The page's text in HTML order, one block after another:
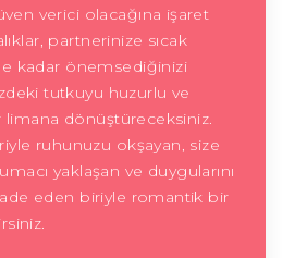
verici olacağına işaret
partnerinize sıcak
kadar önemsediğinizi
tutkuyu huzurlu ve
limana dönüştüreceksiniz.
ruhunuzu okşayan, size
yaklaşan ve duygularını
eden biriyle romantik bir